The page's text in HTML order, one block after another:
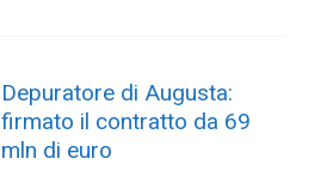
Depuratore di Augusta:
firmato il contratto da 69
mln di euro